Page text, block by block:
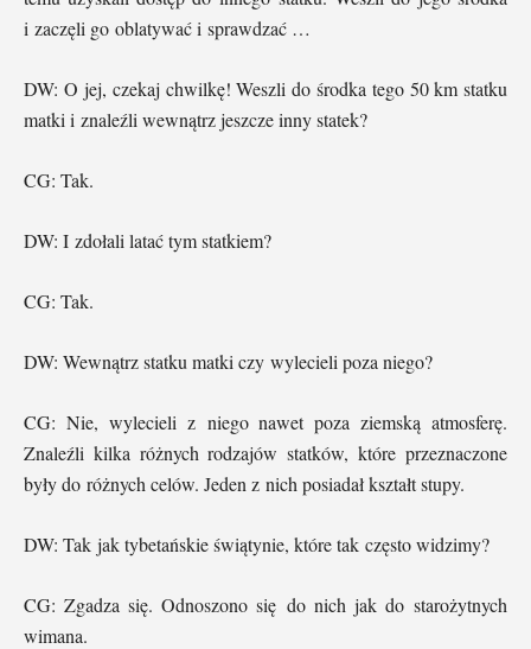
i zaczęli go oblatywać i sprawdzać …
DW: O jej, czekaj chwilkę! Weszli do środka tego 50 km statku
matki i znaleźli wewnątrz jeszcze inny statek?
CG: Tak.
DW: I zdołali latać tym statkiem?
CG: Tak.
DW: Wewnątrz statku matki czy wylecieli poza niego?
CG: Nie, wylecieli z niego nawet poza ziemską atmosferę.
Znaleźli kilka różnych rodzajów statków, które przeznaczone
były do różnych celów. Jeden z nich posiadał kształt stupy.
DW: Tak jak tybetańskie świątynie, które tak często widzimy?
CG: Zgadza się. Odnoszono się do nich jak do starożytnych
wimana.